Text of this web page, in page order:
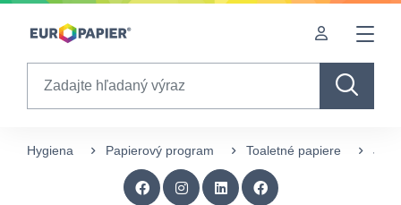
Table Of Content
Doplnkové produkty
Hygiena Papierový program Toaletné papiere